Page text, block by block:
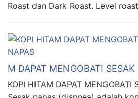
Roast dan Dark Roast. Level
M DAPAT MENGOBATI SESAK
KOPI HITAM DAPAT MENGOBATI